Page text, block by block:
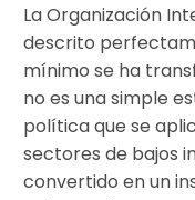
La Organización
descrito
mínimo se ha
no es una simple
política que se
sectores de bajos
convertido en un